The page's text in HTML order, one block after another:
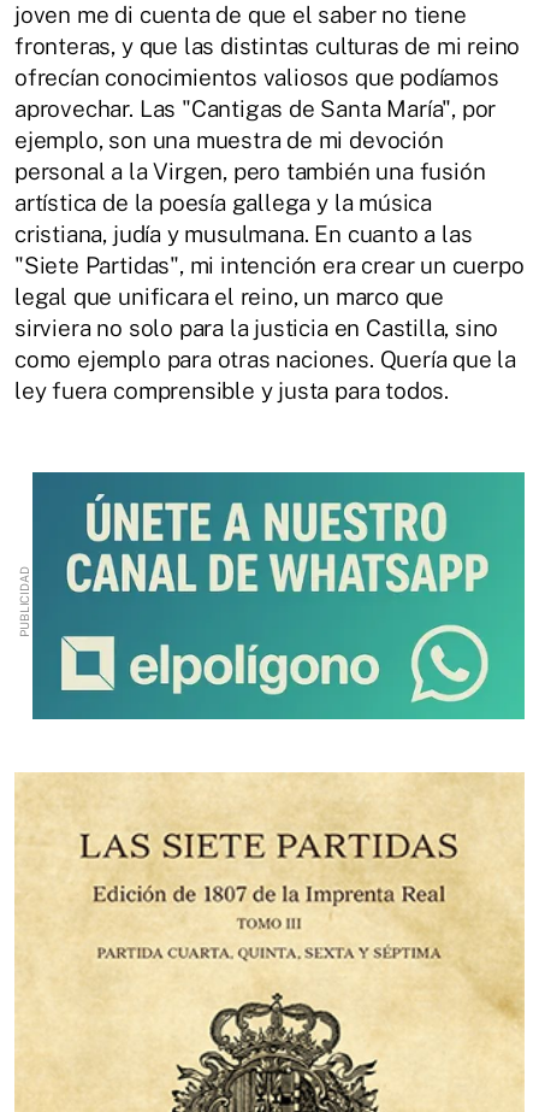
joven me di cuenta de que el saber no tiene
fronteras, y que las distintas culturas de mi reino
ofrecían conocimientos valiosos que podíamos
aprovechar. Las "Cantigas de Santa María", por
ejemplo, son una muestra de mi devoción
personal a la Virgen, pero también una fusión
artística de la poesía gallega y la música
cristiana, judía y musulmana. En cuanto a las
"Siete Partidas", mi intención era crear un cuerpo
legal que unificara el reino, un marco que
sirviera no solo para la justicia en Castilla, sino
como ejemplo para otras naciones. Quería que la
ley fuera comprensible y justa para todos.